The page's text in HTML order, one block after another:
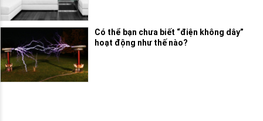
Có thể bạn chưa biết “điện không dây”
hoạt động như thế nào?